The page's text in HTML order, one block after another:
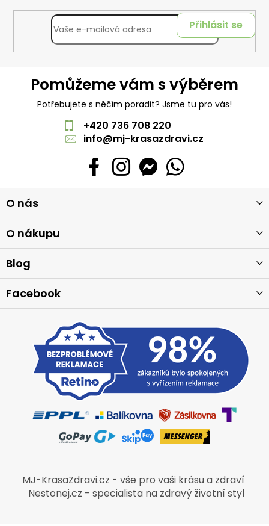
Přihlásit se
Pomůžeme vám s výběrem
Potřebujete s něčím poradit? Jsme tu pro vás!
+420 736 708 220
info@mj-krasazdravi.cz
á
p
a
t
O nás
O nákupu
Blog
Facebook
MJ-KrasaZdravi.cz - vše pro vaši krásu a zdraví
Nestonej.cz - specialista na zdravý životní styl